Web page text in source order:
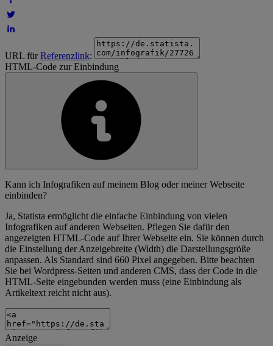
URL fürReferenzlink:
HTML-Code zur Einbindung
Kann ich Infografiken auf meinem Blog oder meiner Webseite
einbinden?
Ja, Statista ermöglicht die einfache Einbindung von vielen
Infografiken auf anderen Webseiten. Pflegen Sie dafür den
angezeigten HTML-Code auf Ihrer Webseite ein. Sie können durch
die Einstellung der Anzeigebreite (Width) die Darstellungsgröße
anpassen. Als Standard sind 660 Pixel angegeben. Bitte beachten
Sie bei Wordpress-Seiten und anderen CMS, dass der Code in die
HTML-Seite eingebunden werden muss (eine Einbindung als
Artikeltext reicht nicht aus).
Anzeige